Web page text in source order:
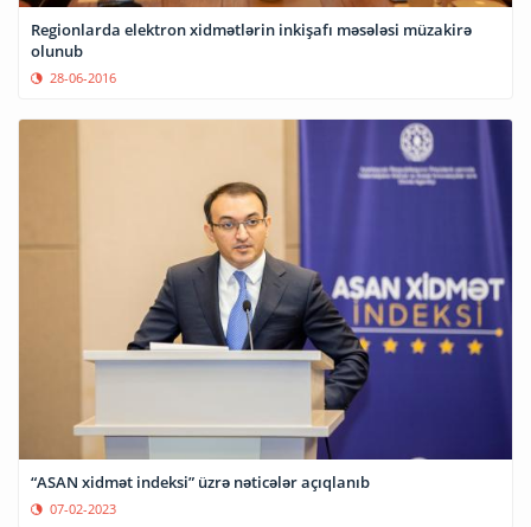
Regionlarda elektron xidmətlərin inkişafı məsələsi müzakirə
olunub
28-06-2016
“ASAN xidmət indeksi” üzrə nəticələr açıqlanıb
07-02-2023